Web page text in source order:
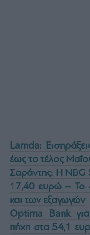
Lamda:
έως το τέλος
Σαράντης: Η NBG
17,40 ευρώ – Το
και των εξαγωγών
Optima Bank
πήχη στα 54,1